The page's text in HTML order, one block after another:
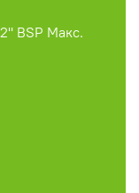
BSP Макс.